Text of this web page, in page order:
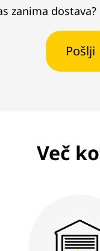
zanima dostava?
Več